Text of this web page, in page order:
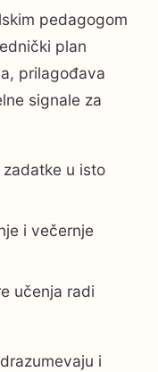
pedagogom
plan
prilagođava
signale za
u isto
i večernje
učenja radi
i